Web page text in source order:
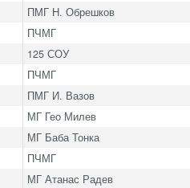
ПМГ Н. Обрешков
ПЧМГ
125 СОУ
ПЧМГ
ПМГ И. Вазов
МГ Гео Милев
МГ Баба Тонка
ПЧМГ
МГ Атанас Радев